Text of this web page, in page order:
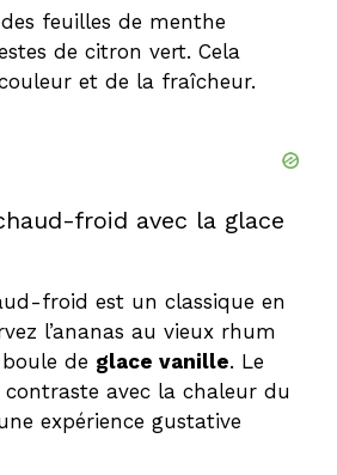
feuilles de menthe
de citron vert. Cela
et de la fraîcheur.
froid avec la glace
froid est un classique en
l’ananas au vieux rhum
de glace vanille. Le
avec la chaleur du
expérience gustative